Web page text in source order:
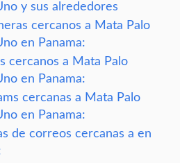
y sus alrededores
cercanos a Mata Palo
en Panama:
cercanos a Mata Palo
en Panama:
cercanas a Mata Palo
en Panama:
de correos cercanas a en